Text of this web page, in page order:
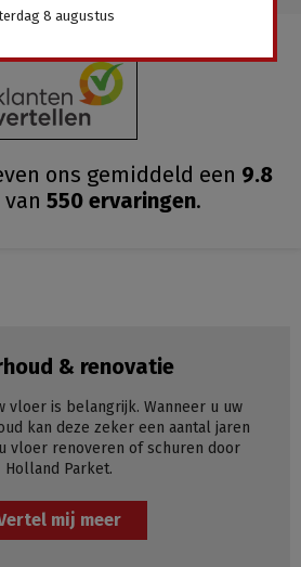
ons gemiddeld een 9.8
550ervaringen.
& renovatie
vloer is belangrijk. Wanneer u uw
kan deze zeker een aantal jaren
vloer renoveren of schuren door
Holland Parket.
mij meer
8 augustus